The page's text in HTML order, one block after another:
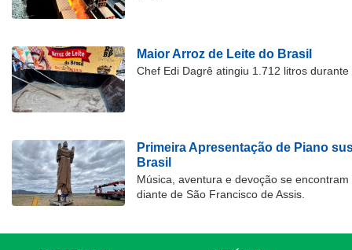
Maior Arroz de Leite do Brasil
Chef Edi Dagrê atingiu 1.712 litros
Primeira Apresentação de Piano
Brasil
Música, aventura e devoção se
diante de São Francisco de Assis.